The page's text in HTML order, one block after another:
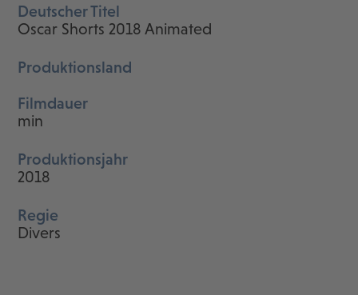
Deutscher Titel
Oscar Shorts 2018 Animated
Produktionsland
Filmdauer
min
Produktionsjahr
2018
Regie
Divers